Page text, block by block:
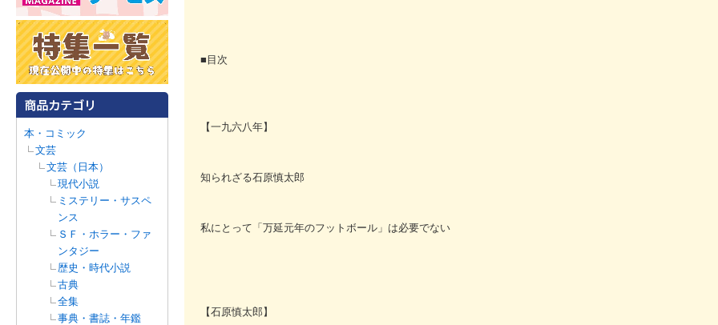
本・コミック
文芸
文芸（日本）
現代小説
ミステリー・サスペ
ンス
ＳＦ・ホラー・ファ
ンタジー
歴史・時代小説
古典
全集
事典・書誌・年鑑
■目次
【一九六八年】
知られざる石原慎太郎
私にとって「万延元年のフットボール」は必要でない
【石原慎太郎】